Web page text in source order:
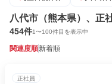
八代市（熊本県）、正
454件1〜100件目を表示中
関連度順新着順
正社員